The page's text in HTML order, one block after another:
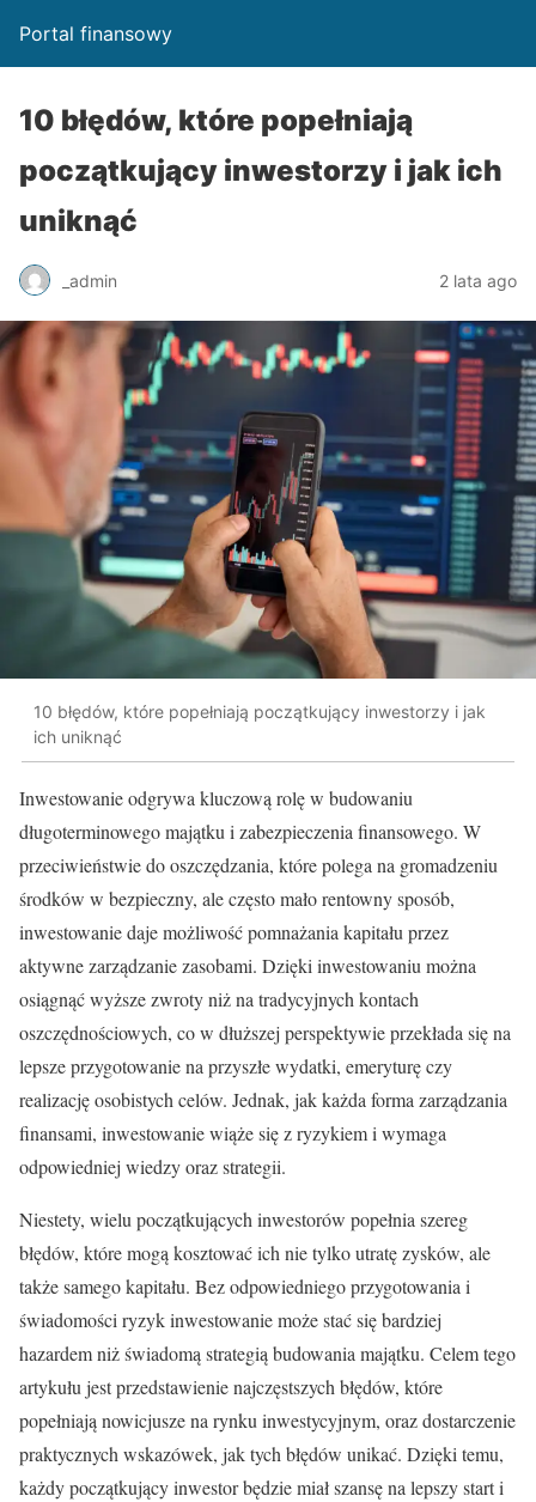
Portal finansowy
10 błędów, które popełniają
początkujący inwestorzy i jak ich
uniknąć
_admin 2 lata ago
10 błędów, które popełniają początkujący inwestorzy i jak
ich uniknąć
Inwestowanie odgrywa kluczową rolę w budowaniu
długoterminowego majątku i zabezpieczenia finansowego. W
przeciwieństwie do oszczędzania, które polega na gromadzeniu
środków w bezpieczny, ale często mało rentowny sposób,
inwestowanie daje możliwość pomnażania kapitału przez
aktywne zarządzanie zasobami. Dzięki inwestowaniu można
osiągnąć wyższe zwroty niż na tradycyjnych kontach
oszczędnościowych, co w dłuższej perspektywie przekłada się na
lepsze przygotowanie na przyszłe wydatki, emeryturę czy
realizację osobistych celów. Jednak, jak każda forma zarządzania
finansami, inwestowanie wiąże się z ryzykiem i wymaga
odpowiedniej wiedzy oraz strategii.
Niestety, wielu początkujących inwestorów popełnia szereg
błędów, które mogą kosztować ich nie tylko utratę zysków, ale
także samego kapitału. Bez odpowiedniego przygotowania i
świadomości ryzyk inwestowanie może stać się bardziej
hazardem niż świadomą strategią budowania majątku. Celem tego
artykułu jest przedstawienie najczęstszych błędów, które
popełniają nowicjusze na rynku inwestycyjnym, oraz dostarczenie
praktycznych wskazówek, jak tych błędów unikać. Dzięki temu,
każdy początkujący inwestor będzie miał szansę na lepszy start i